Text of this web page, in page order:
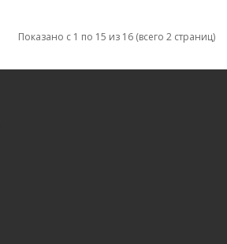
Показано с 1 по 15 из 16 (всего 2 страниц)